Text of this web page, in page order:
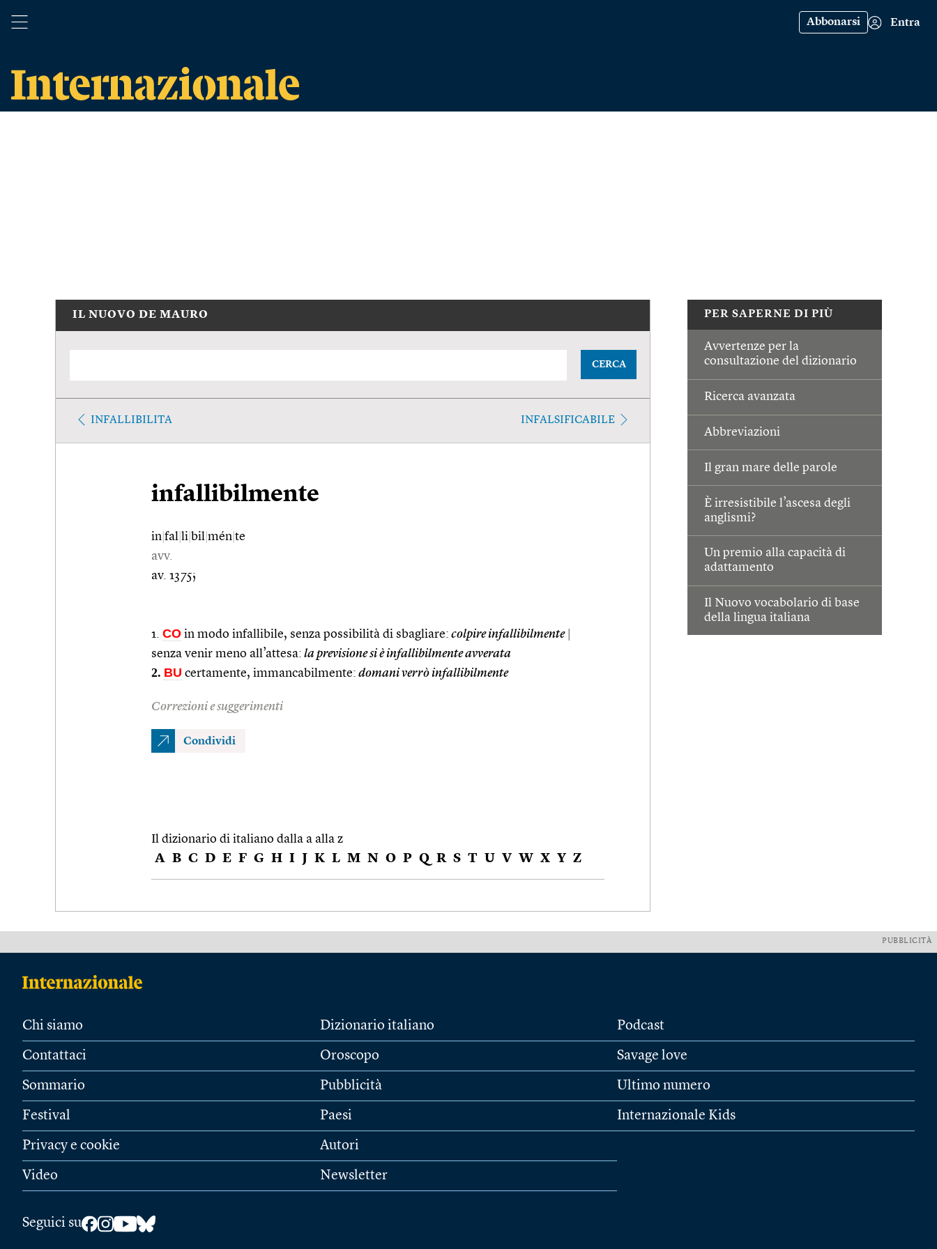
Abbonarsi Entra
PER SAPERNE DI PIÙ
Avvertenze per la
consultazione del dizionario
Ricerca avanzata
Abbreviazioni
Il gran mare delle parole
È irresistibile l’ascesa degli
anglismi?
Un premio alla capacità di
adattamento
Il Nuovo vocabolario di base
della lingua italiana
IL NUOVO DE MAURO
CERCA
INFALLIBILITA INFALSIFICABILE
infallibilmente
in fal li bil mén te
avv.
av. 1375;
1. CO in modo infallibile, senza possibilità di sbagliare: colpire infallibilmente
senza venir meno all’attesa: la previsione si è infallibilmente avverata
2. BU certamente, immancabilmente: domani verrò infallibilmente
Correzioni e suggerimenti
Condividi
Il dizionario di italiano dalla a alla z
A B C D E F G H I J K L M N O P Q R S T U V W X Y Z
PUBBLICITÀ
Chi siamo
Contattaci
Sommario
Festival
Privacy e cookie
Video
Dizionario italiano
Oroscopo
Pubblicità
Paesi
Autori
Newsletter
Podcast
Savage love
Ultimo numero
Internazionale Kids
Seguici su